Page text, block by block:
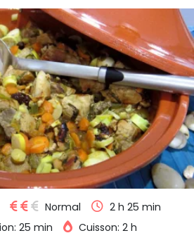
Normal
2 h 25 min
25 min
Cuisson: 2 h